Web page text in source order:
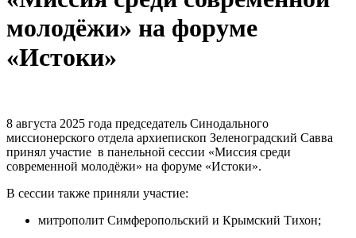
молодёжи» на форуме
«Истоки»
8 августа 2025 года председатель Синодального
миссионерского отдела архиепископ Зеленоградский Савва
принял участие в панельной сессии «Миссия среди
современной молодёжи» на форуме «Истоки».
В сессии также приняли участие:
митрополит Симферопольский и Крымский Тихон;